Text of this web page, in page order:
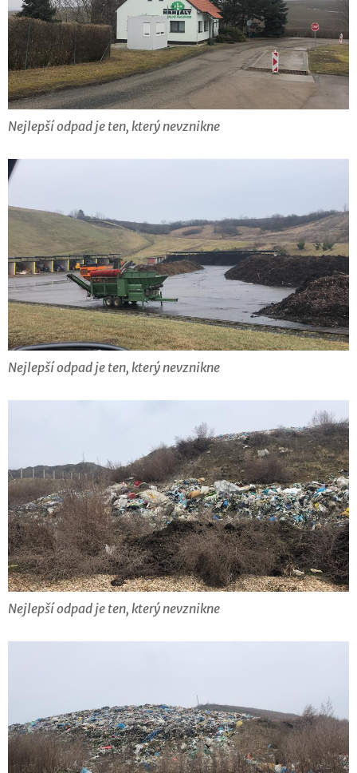
Nejlepší odpad je ten, který nevznikne
Nejlepší odpad je ten, který nevznikne
Nejlepší odpad je ten, který nevznikne